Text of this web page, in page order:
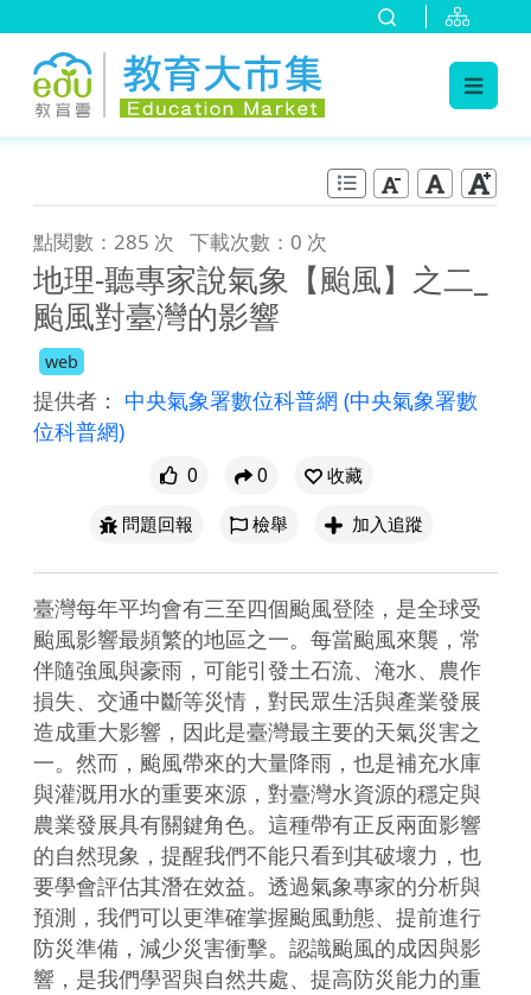
點閱數：285 次 下載次數：0 次
地理-聽專家說氣象【颱風】之二_
颱風對臺灣的影響
web
提供者： 中央氣象署數位科普網 (中央氣象署數
位科普網)
0 0
收藏
問題回報
檢舉 加入追蹤
臺灣每年平均會有三至四個颱風登陸，是全球受
颱風影響最頻繁的地區之一。每當颱風來襲，常
伴隨強風與豪雨，可能引發土石流、淹水、農作
損失、交通中斷等災情，對民眾生活與產業發展
造成重大影響，因此是臺灣最主要的天氣災害之
一。然而，颱風帶來的大量降雨，也是補充水庫
與灌溉用水的重要來源，對臺灣水資源的穩定與
農業發展具有關鍵角色。這種帶有正反兩面影響
的自然現象，提醒我們不能只看到其破壞力，也
要學會評估其潛在效益。透過氣象專家的分析與
預測，我們可以更準確掌握颱風動態、提前進行
防災準備，減少災害衝擊。認識颱風的成因與影
響，是我們學習與自然共處、提高防災能力的重